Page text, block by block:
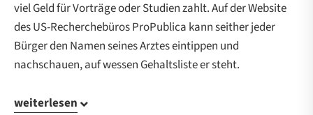
viel Geld für Vorträge oder Studien zahlt. Auf der Website
des US-Recherche­büros ProPublica kann seither jeder
Bürger den Namen seines Arztes eintippen und
nachschauen, auf wessen Gehaltsliste er steht.
weiterlesen